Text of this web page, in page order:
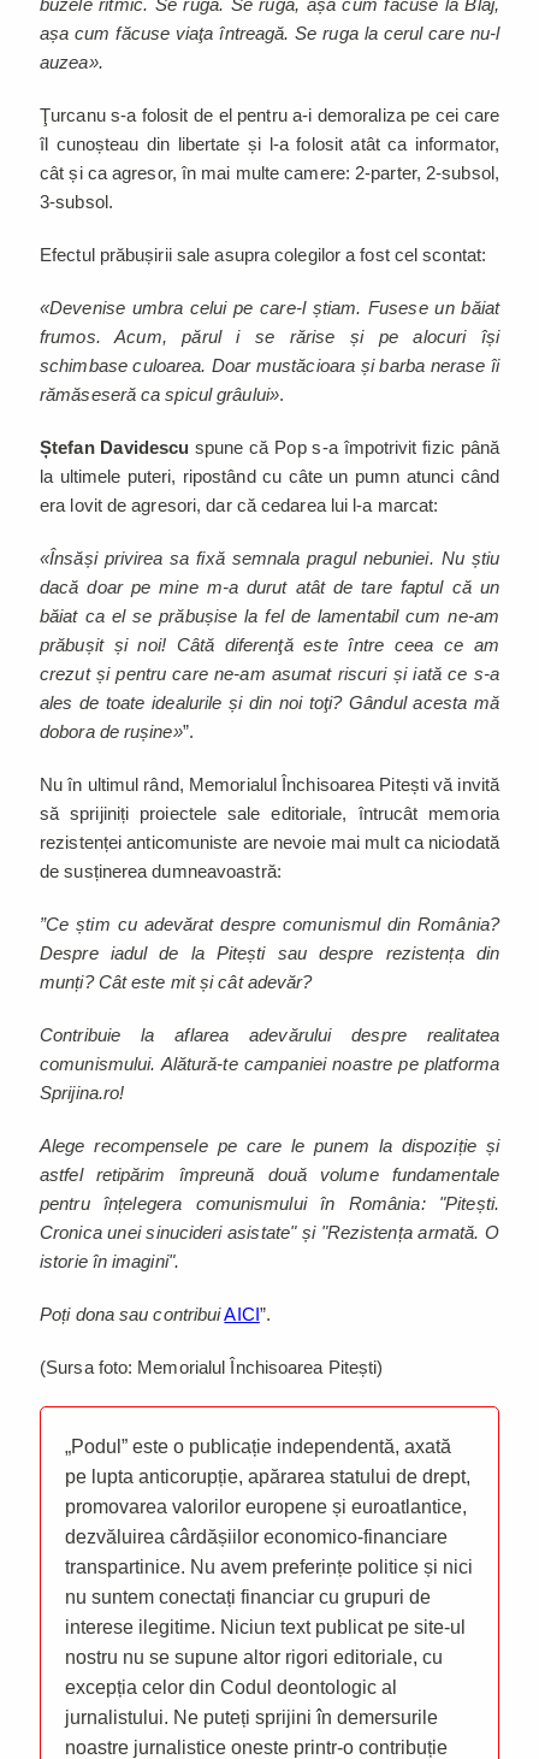
așa cum făcuse viaţa întreagă. Se ruga la cerul care nu-l
auzea».
Ţurcanu s-a folosit de el pentru a-i demoraliza pe cei care
îl cunoșteau din libertate și l-a folosit atât ca informator,
cât și ca agresor, în mai multe camere: 2-parter, 2-subsol,
3-subsol.
Efectul prăbușirii sale asupra colegilor a fost cel scontat:
«Devenise umbra celui pe care-l știam. Fusese un băiat
frumos. Acum, părul i se rărise și pe alocuri își
schimbase culoarea. Doar mustăcioara și barba nerase îi
rămăseseră ca spicul grâului».
Ștefan Davidescuspune că Pop s-a împotrivit fizic până
la ultimele puteri, ripostând cu câte un pumn atunci când
era lovit de agresori, dar că cedarea lui l-a marcat:
«Însăși privirea sa fixă semnala pragul nebuniei. Nu știu
dacă doar pe mine m-a durut atât de tare faptul că un
băiat ca el se prăbușise la fel de lamentabil cum ne-am
prăbușit și noi! Câtă diferenţă este între ceea ce am
crezut și pentru care ne-am asumat riscuri și iată ce s-a
ales de toate idealurile și din noi toţi? Gândul acesta mă
dobora de rușine»”.
Nu în ultimul rând, Memorialul Închisoarea Pitești vă invită
să sprijiniți proiectele sale editoriale, întrucât memoria
rezistenței anticomuniste are nevoie mai mult ca niciodată
de susținerea dumneavoastră:
”Ce știm cu adevărat despre comunismul din România?
Despre iadul de la Pitești sau despre rezistența din
munți? Cât este mit și cât adevăr?
Contribuie la aflarea adevărului despre realitatea
comunismului. Alătură-te campaniei noastre pe platforma
Sprijina.ro!
Alege recompensele pe care le punem la dispoziție și
astfel retipărim împreună două volume fundamentale
pentru înțelegera comunismului în România: "Pitești.
Cronica unei sinucideri asistate" și "Rezistența armată. O
istorie în imagini".
Poți dona sau contribuiAICI”.
(Sursa foto: Memorialul Închisoarea Pitești)
„Podul” este o publicație independentă, axată
pe lupta anticorupție, apărarea statului de drept,
promovarea valorilor europene și euroatlantice,
dezvăluirea cârdășiilor economico-financiare
transpartinice. Nu avem preferințe politice și nici
nu suntem conectați financiar cu grupuri de
interese ilegitime. Niciun text publicat pe site-ul
nostru nu se supune altor rigori editoriale, cu
excepția celor din Codul deontologic al
jurnalistului. Ne puteți sprijini în demersurile
noastre jurnalistice oneste printr-o contribuție